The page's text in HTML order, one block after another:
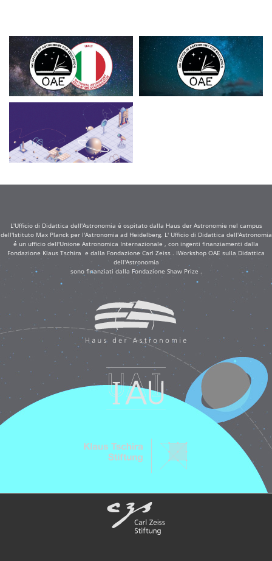
L'Ufficio di Didattica dell'Astronomia é ospitato dalla Haus der Astronomie nel campus
dell'Istituto Max Planck per l'Astronomia ad Heidelberg. L' Ufficio di Didattica dell'Astronomia
é un ufficio dell'Unione Astronomica Internazionale , con ingenti finanziamenti dalla
Fondazione Klaus Tschira e dalla Fondazione Carl Zeiss . IWorkshop OAE sulla Didattica
dell'Astronomia
sono finanziati dalla Fondazione Shaw Prize .